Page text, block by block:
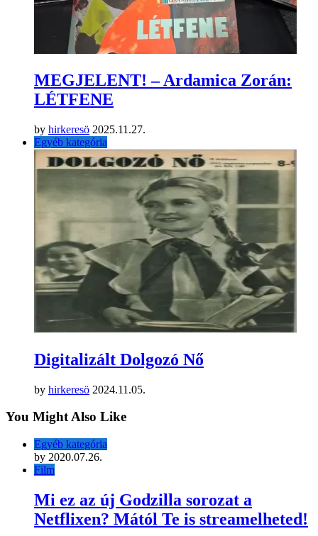
MEGJELENT! – Ardamica Zorán:
LÉTFENE
by hirkeresö 2025.11.27.
Egyéb kategória
Digitalizált Dolgozó Nő
by hirkeresö 2024.11.05.
You Might Also Like
Egyéb kategória
by 2020.07.26.
Film
Mi ez az új Godzilla sorozat a
Netflixen? Mától Te is streamelheted!